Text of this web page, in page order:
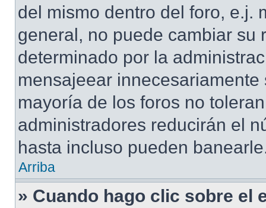
del mismo dentro del foro, e.j.
general, no puede cambiar su
determinado por la
mensajeear
mayoría de los foros no
administradores reducirán el
hasta incluso pueden
Arriba
» Cuando hago clic sobre el